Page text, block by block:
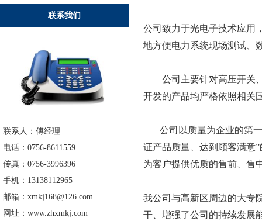
联系我们
联系人：傅经理
电话：0756-8611559
传真：0756-3996396
手机：13138112965
邮箱：xmkj168@126.com
网址：www.zhxmkj.com
公司致力于光电子技术应用
地方便电力系统现场测试、
公司主要针对高压开关、
开发的产品均严格依照相关
公司以质量为企业的第一
证产品质量、达到顾客满意
为客户提供优质的售前、售
我公司与高新区周边的大专
干、增强了公司的持续发展